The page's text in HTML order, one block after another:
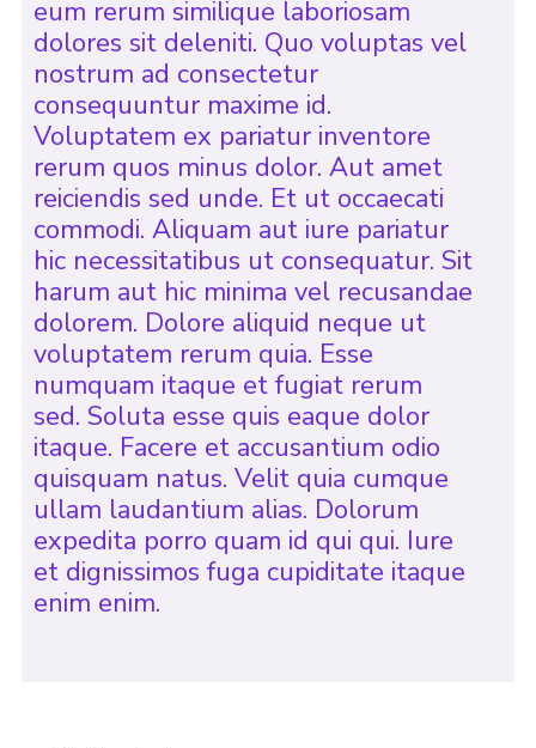
eum rerum similique laboriosam
dolores sit deleniti. Quo voluptas vel
nostrum ad consectetur
consequuntur maxime id.
Voluptatem ex pariatur inventore
rerum quos minus dolor. Aut amet
reiciendis sed unde. Et ut occaecati
commodi. Aliquam aut iure pariatur
hic necessitatibus ut consequatur. Sit
harum aut hic minima vel recusandae
dolorem. Dolore aliquid neque ut
voluptatem rerum quia. Esse
numquam itaque et fugiat rerum
sed. Soluta esse quis eaque dolor
itaque. Facere et accusantium odio
quisquam natus. Velit quia cumque
ullam laudantium alias. Dolorum
expedita porro quam id qui qui. Iure
et dignissimos fuga cupiditate itaque
enim enim.